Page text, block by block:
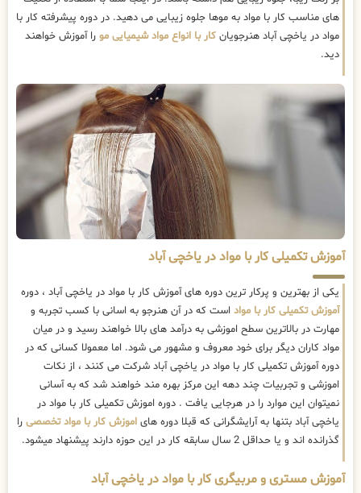
های مناسب کار با مواد به موها جلوه زیبایی می دهید. در دوره پیشرفته کار با
مواد در یاخچی آباد هنرجویان کار با انواع مواد شیمیایی مو را آموزش خواهند
دید.
آموزش تکمیلی کار با مواد در یاخچی آباد
یکی از بهترین و پرکار ترین دوره های آموزش کار با مواد در یاخچی آباد ، دوره
آموزش تکمیلی کار با مواد است که در آن هنرجو به اسانی با کسب تجربه و
مهارت در بالاترین سطح اموزشی به درآمد های بالا خواهند رسید و در میان
مواد کاران دیگر برای خود معروف و مشهور می شود. اما معمولا کسانی که در
دوره آموزش تکمیلی کار با مواد در یاخچی آباد شرکت می کنند ، از نکات
اموزشی و تجربیات چند دهه این مرکز بهره مند خواهند شد که به آسانی
نمیتوان این موارد را در هرجایی یافت . دوره اموزش تکمیلی کار با مواد در
یاخچی آباد بتنها به آرایشگرانی که قبلا دوره های اموزش کار با مواد تخصصی را
گذرانده اند و یا حداقل 2 سال سابقه کار در این حوزه دارند پیشنهاد میشود.
آموزش مستری و مربیگری کار با مواد در یاخچی آباد